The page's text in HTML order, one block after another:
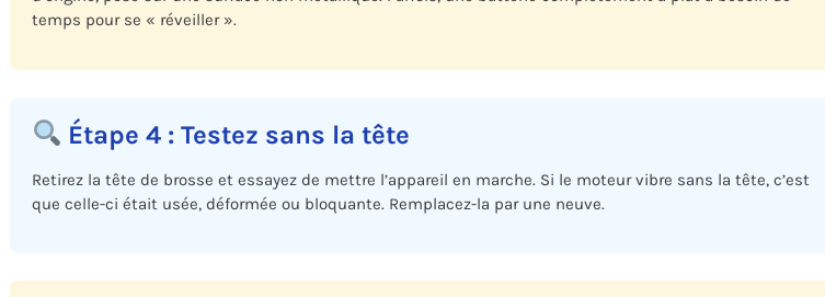
temps pour se « réveiller ».
Étape 4 : Testez sans la tête
Retirez la tête de brosse et essayez de mettre l’appareil en marche. Si le moteur vibre sans la tête, c’est
que celle-ci était usée, déformée ou bloquante. Remplacez-la par une neuve.